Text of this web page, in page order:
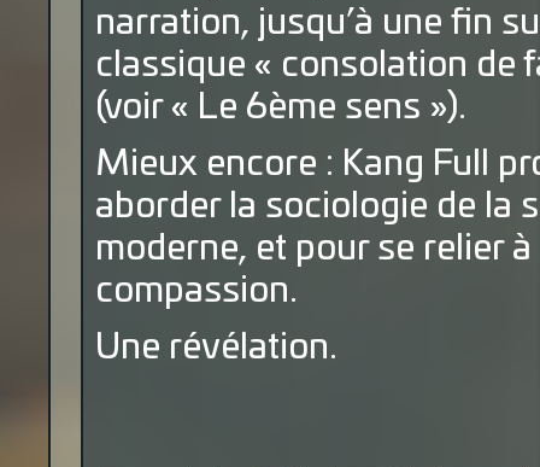
narration, jusqu’à une fin
classique « consolation de
(voir « Le 6ème sens »).
Mieux encore : Kang Full
aborder la sociologie de la
moderne, et pour se relier
compassion.
Une révélation.